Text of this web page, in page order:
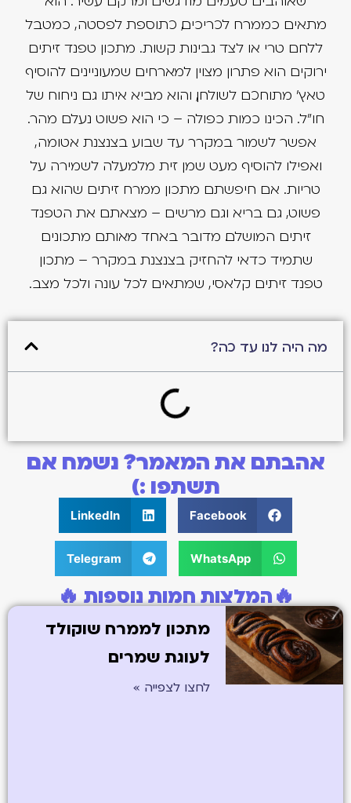
מתאים כממרח לכריכים, כתוספת לפסטה, כמטבל
ללחם טרי או לצד גבינות קשות. מתכון טפנד זיתים
ירוקים הוא פתרון מצוין למארחים שמעוניינים להוסיף
טאץ' מתוחכם לשולחן, והוא מביא איתו גם ניחוח של
חו"ל. הכינו כמות כפולה – כי הוא פשוט נעלם מהר.
אפשר לשמור במקרר עד שבוע בצנצנת אטומה,
ואפילו להוסיף מעט שמן זית מלמעלה לשמירה על
טריות. אם חיפשתם מתכון ממרח זיתים שהוא גם
פשוט, גם בריא וגם מרשים – מצאתם את הטפנד
זיתים המושלם. מדובר באחד מאותם מתכונים
שתמיד כדאי להחזיק בצנצנת במקרר – מתכון
טפנד זיתים קלאסי, שמתאים לכל עונה ולכל מצב.
מה היה לנו עד כה?
אהבתם את המאמר? נשמח אם
תשתפו :)
Facebook
LinkedIn
WhatsApp
Telegram
🔥המלצות חמות נוספות 🔥
מתכון לממרח שוקולד
לעוגת שמרים
לחצו לצפייה »